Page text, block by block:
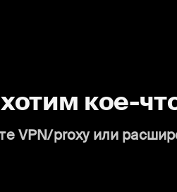
кое-
VPN/proxy или